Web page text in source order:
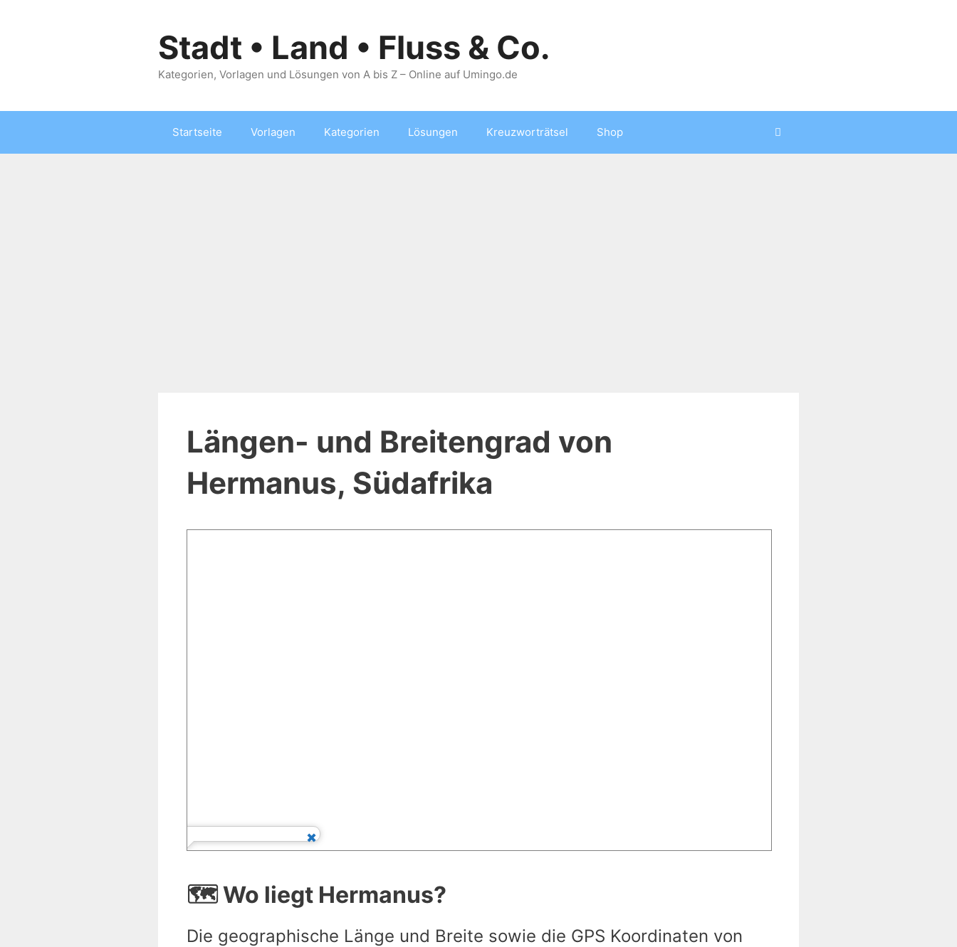
Stadt • Land • Fluss & Co.
Kategorien, Vorlagen und Lösungen von A bis Z – Online auf Umingo.de
Startseite Vorlagen Kategorien Lösungen Kreuzworträtsel Shop
Längen- und Breitengrad von
Hermanus, Südafrika
🗺️ Wo liegt Hermanus?
Die geographische Länge und Breite sowie die GPS Koordinaten von